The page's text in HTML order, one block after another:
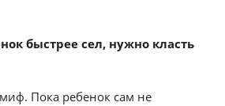
быстрее сел, нужно класть
Пока ребенок сам не